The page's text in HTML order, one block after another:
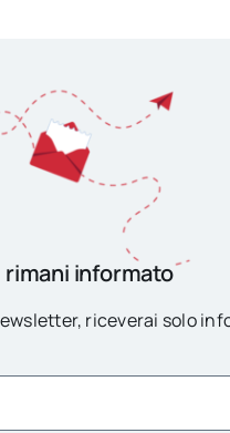
rimani informato
riceverai solo